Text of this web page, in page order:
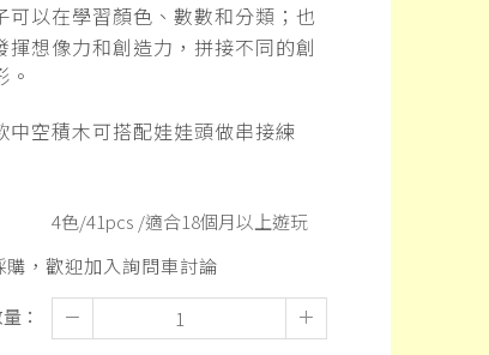
可以在學習顏色、數數和分類；也
揮想像力和創造力，拼接不同的創
。
中空積木可搭配娃娃頭做串接練
4色/41pcs /適合18個月以上遊玩
購，歡迎加入詢問車討論
：
＋
－